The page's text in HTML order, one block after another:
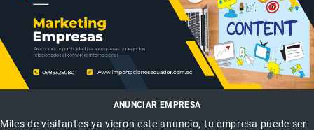
ANUNCIAR EMPRESA
Miles de visitantes ya vieron este anuncio, tu empresa puede ser